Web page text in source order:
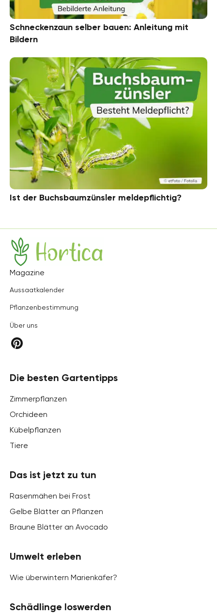
Schneckenzaun selber bauen: Anleitung mit
Bildern
Ist der Buchsbaumzünsler meldepflichtig?
Hortica
Magazine
Aussaatkalender
Pflanzenbestimmung
Über uns
Die besten Gartentipps
Zimmerpflanzen
Orchideen
Kübelpflanzen
Tiere
Das ist jetzt zu tun
Rasenmähen bei Frost
Gelbe Blätter an Pflanzen
Braune Blätter an Avocado
Umwelt erleben
Wie überwintern Marienkäfer?
Schädlinge loswerden